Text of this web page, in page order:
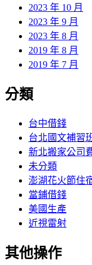
2023 年 10 月
2023 年 9 月
2023 年 8 月
2019 年 8 月
2019 年 7 月
分類
台中借錢
台北國文補習
新北搬家公司
未分類
澎湖花火節住
當鋪借錢
美國生產
近視雷射
其他操作